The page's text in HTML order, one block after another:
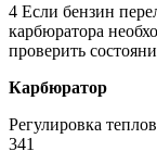
4 Если бензин
карбюра­тора
проверить
Карбюратор
Регулировка
341